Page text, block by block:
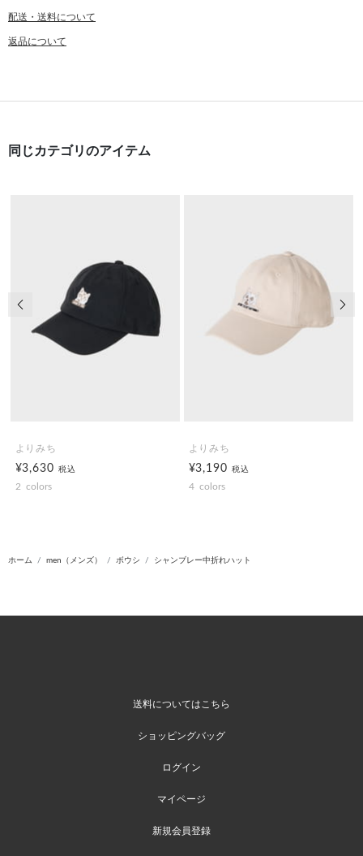
配送・送料について
返品について
同じカテゴリのアイテム
よりみち
¥3,630税込
2 colors
よりみち
¥3,190税込
4 colors
前の画像
ホーム men（メンズ） ボウシ シャンブレー中折れハット
送料についてはこちら
ショッピングバッグ
ログイン
マイページ
新規会員登録